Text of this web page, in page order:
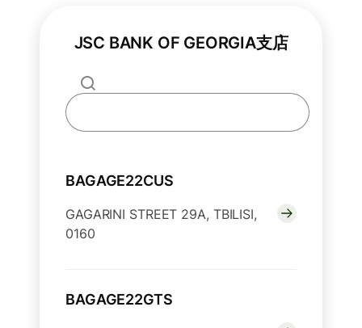
JSC BANK OF GEORGIA支店
BAGAGE22CUS
GAGARINI STREET 29A, TBILISI,
0160
BAGAGE22GTS